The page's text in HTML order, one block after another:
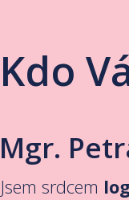
Kdo
Mgr.
Jsem srdcem